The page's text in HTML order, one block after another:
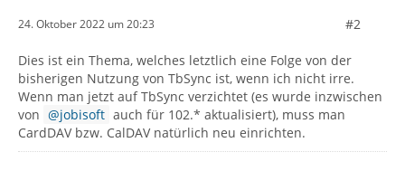
24. Oktober 2022 um 20:23 #2
Dies ist ein Thema, welches letztlich eine Folge von der
bisherigen Nutzung von TbSync ist, wenn ich nicht irre.
Wenn man jetzt auf TbSync verzichtet (es wurde inzwischen
von
jobisoft auch für 102.* aktualisiert), muss man
CardDAV bzw. CalDAV natürlich neu einrichten.